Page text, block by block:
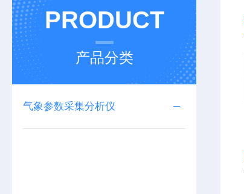
PRODUCT
产品分类
气象参数采集分析仪